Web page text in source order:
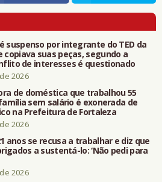
suspenso por integrante do TED da
copiava suas peças, segundo a
de interesses é questionado
2026
de doméstica que trabalhou 55
sem salário é exonerada de
na Prefeitura de Fortaleza
2026
anos se recusa a trabalhar e diz que
a sustentá-lo: ‘Não pedi para
2026